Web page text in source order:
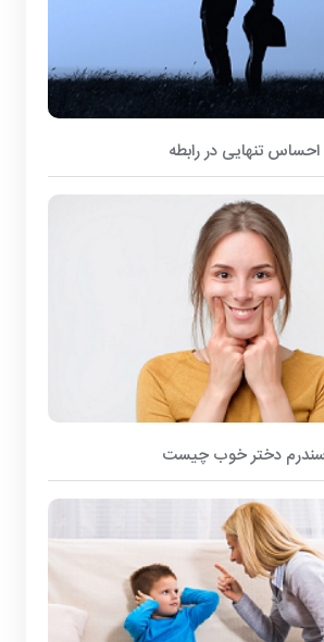
احساس تنهایی در رابطه
دختر خوب چیست